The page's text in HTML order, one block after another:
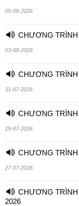
05-08-2026
CHƯƠNG TRÌNH
03-08-2026
CHƯƠNG TRÌNH
31-07-2026
CHƯƠNG TRÌNH
29-07-2026
CHƯƠNG TRÌNH
27-07-2026
CHƯƠNG TRÌNH
2026